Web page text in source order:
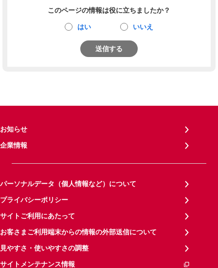
このページの情報は役に立ちましたか？
はい いいえ
送信する
お知らせ
企業情報
パーソナルデータ（個人情報など）について
プライバシーポリシー
サイトご利用にあたって
お客さまご利用端末からの情報の外部送信について
見やすさ・使いやすさの調整
サイトメンテナンス情報